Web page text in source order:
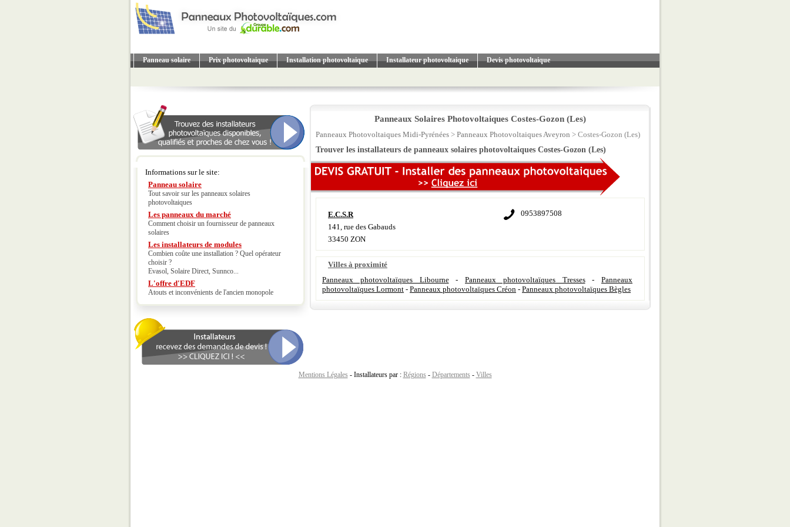
Panneau solaire Prix photovoltaique Installation photovoltaique Installateur photovoltaique Devis photovoltaique
Informations sur le site:
Panneau solaire
Tout savoir sur les panneaux solaires
photovoltaiques
Les panneaux du marché
Comment choisir un fournisseur de panneaux
solaires
Les installateurs de modules
Combien coûte une installation ? Quel opérateur
choisir ?
Evasol, Solaire Direct, Sunnco...
L'offre d'EDF
Atouts et inconvénients de l'ancien monopole
Panneaux Solaires Photovoltaiques Costes-Gozon (Les)
Panneaux Photovoltaiques Midi-Pyrénées > Panneaux Photovoltaiques Aveyron > Costes-Gozon (Les)
Trouver les installateurs de panneaux solaires photovoltaiques Costes-Gozon (Les)
0953897508
E.C.S.R
141, rue des Gabauds
33450 ZON
Villes à proximité
Panneaux photovoltaïques Libourne- Panneaux photovoltaïques Tresses- Panneaux
photovoltaïques Lormont - Panneaux photovoltaïques Créon - Panneaux photovoltaïques Bègles
Mentions Légales - Installateurs par : Régions - Départements - Villes